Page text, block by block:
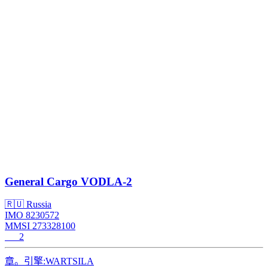
General Cargo VODLA-2
🇷🇺 Russia
IMO 8230572
MMSI 273328100
2
章。引擎:WARTSILA